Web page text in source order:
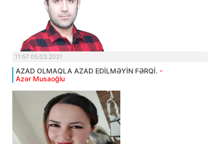
11:57 05.03.2021
AZAD OLMAQLA AZAD EDİLMƏYİN FƏRQİ. -
Azər Musaoğlu